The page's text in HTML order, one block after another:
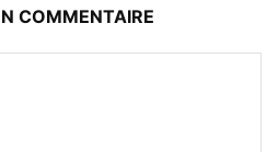
COMMENTAIRE